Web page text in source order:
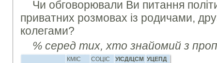
Чи обговорювали Ви питання
приватних розмовах із родичами,
колегами?
% серед тих, хто знайомий з
КМІС СОЦІС УІСД/ЦСМ
УЦЕПД